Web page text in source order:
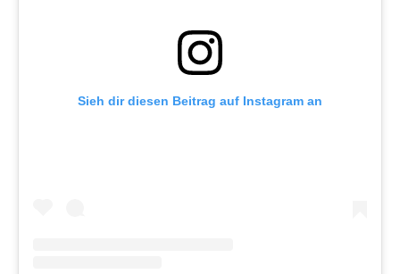
Sieh dir diesen Beitrag auf Instagram an